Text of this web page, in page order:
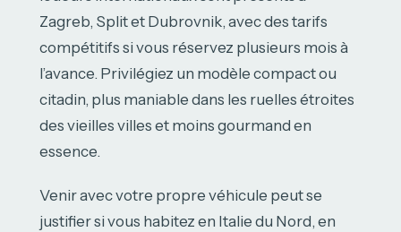
Zagreb, Split et Dubrovnik, avec des tarifs
compétitifs si vous réservez plusieurs mois à
l’avance. Privilégiez un modèle compact ou
citadin, plus maniable dans les ruelles étroites
des vieilles villes et moins gourmand en
essence.
Venir avec votre propre véhicule peut se
justifier si vous habitez en Italie du Nord, en